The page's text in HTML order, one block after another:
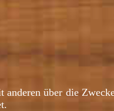
anderen über die